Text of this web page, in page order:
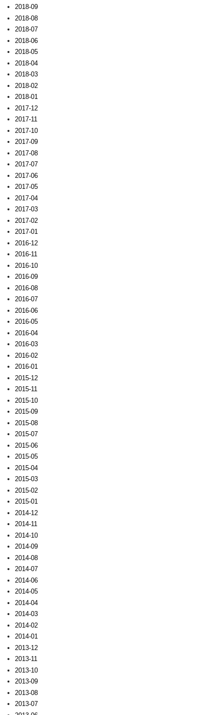
2018-09
2018-08
2018-07
2018-06
2018-05
2018-04
2018-03
2018-02
2018-01
2017-12
2017-11
2017-10
2017-09
2017-08
2017-07
2017-06
2017-05
2017-04
2017-03
2017-02
2017-01
2016-12
2016-11
2016-10
2016-09
2016-08
2016-07
2016-06
2016-05
2016-04
2016-03
2016-02
2016-01
2015-12
2015-11
2015-10
2015-09
2015-08
2015-07
2015-06
2015-05
2015-04
2015-03
2015-02
2015-01
2014-12
2014-11
2014-10
2014-09
2014-08
2014-07
2014-06
2014-05
2014-04
2014-03
2014-02
2014-01
2013-12
2013-11
2013-10
2013-09
2013-08
2013-07